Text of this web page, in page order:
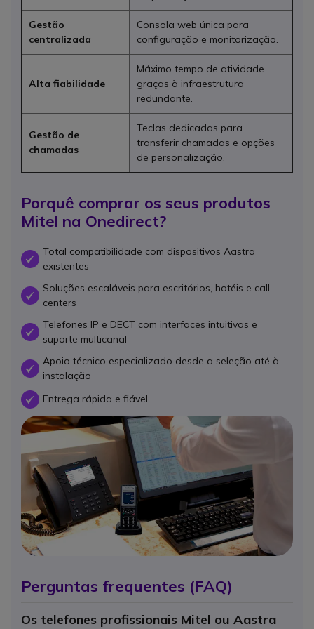
Gestão
centralizada
Consola web única para
configuração e monitorização.
Alta fiabilidade
Máximo tempo de atividade
graças à infraestrutura
redundante.
Gestão de
chamadas
Teclas dedicadas para
transferir chamadas e opções
de personalização.
Porquê comprar os seus produtos
Mitel na Onedirect?
OK
Total compatibilidade com dispositivos Aastra
existentes
OK
Soluções escaláveis para escritórios, hotéis e call
centers
OK
Telefones IP e DECT com interfaces intuitivas e
suporte multicanal
OK
Apoio técnico especializado desde a seleção até à
instalação
OK
Entrega rápida e fiável
Perguntas frequentes (FAQ)
Os telefones profissionais Mitel ou Aastra